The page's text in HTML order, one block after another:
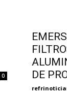
0
DE